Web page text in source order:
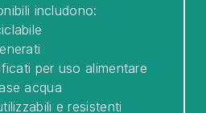
includono:
per uso alimentare
acqua
e resistenti